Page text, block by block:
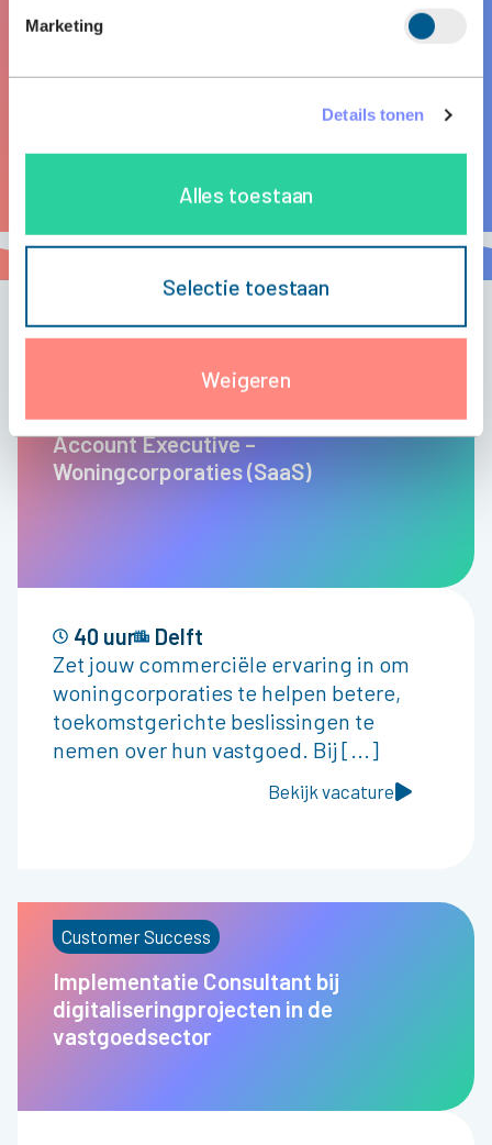
Marketing
Details tonen
Alles toestaan
Selectie toestaan
Weigeren
Account Executive –
Woningcorporaties (SaaS)
40 uur
Delft
Zet jouw commerciële ervaring in om
woningcorporaties te helpen betere,
toekomstgerichte beslissingen te
nemen over hun vastgoed. Bij [...]
Bekijk vacature
Customer Success
Implementatie Consultant bij
digitaliseringprojecten in de
vastgoedsector